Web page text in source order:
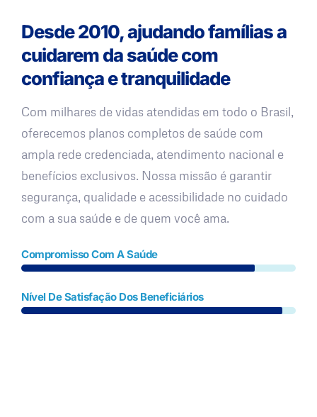
Desde 2010, ajudando famílias a
cuidarem da saúde com
confiança e tranquilidade
Com milhares de vidas atendidas em todo o Brasil,
oferecemos planos completos de saúde com
ampla rede credenciada, atendimento nacional e
benefícios exclusivos. Nossa missão é garantir
segurança, qualidade e acessibilidade no cuidado
com a sua saúde e de quem você ama.
Compromisso Com A Saúde
Nível De Satisfação Dos Beneficiários